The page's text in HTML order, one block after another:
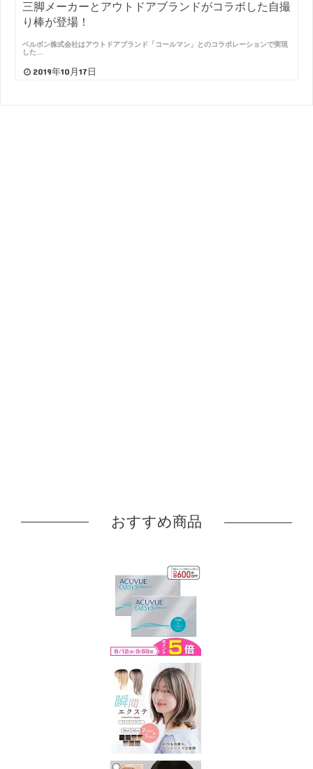
三脚メーカーとアウトドアブランドがコラボした自撮
り棒が登場！
ベルボン株式会社はアウトドアブランド「コールマン」とのコラボレーションで実現
した…
2019年10月17日
おすすめ商品